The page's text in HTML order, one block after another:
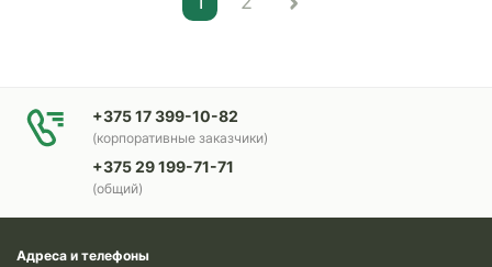
+375 17 399-10-82
(корпоративные заказчики)
+375 29 199-71-71
(общий)
Адреса и телефоны